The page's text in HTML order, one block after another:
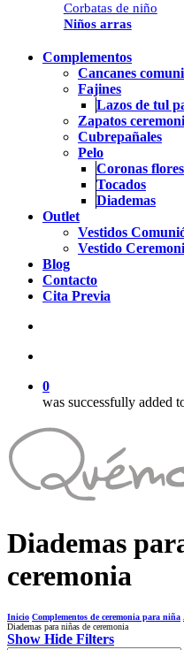
Corbatas de niño
Niños arras
Complementos
Cancanes
Fajines
Lazos de tul
Zapatos
Cubrepañales
Pelo
Coronas flores
Tocados
Diademas
Outlet
Vestidos
Vestido
Blog
Contacto
Cita Previa
0
was successfully added
Diademas
ceremonia
Inicio Complementos de ceremonia para niña
Diademas para niñas de ceremonia
Show Hide Filters